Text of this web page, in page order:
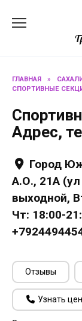
ГЛАВНАЯ »
СПОРТИВНЫЕ
Адрес,
Город
А.О., 21А
выходной,
Чт: 18:00-
Отзывы
Узнать